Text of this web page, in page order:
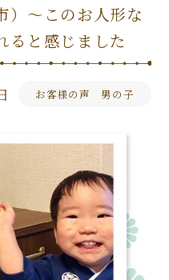
）〜このお人形な
ると感じました
お客様の声 男の子